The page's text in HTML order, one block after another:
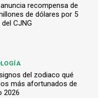
anuncia recompensa de
de dólares por 5
CJNG
del zodiaco qué
más afortunados de
2026